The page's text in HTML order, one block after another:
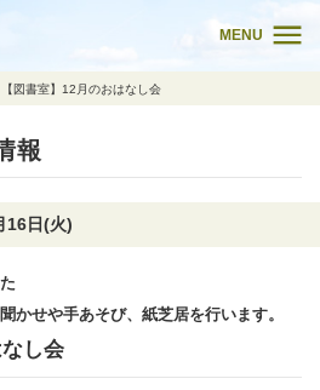
MENU
【図書室】12月のおはなし会
報
16日(火)
かせや手あそび、紙芝居を行います。
なし会